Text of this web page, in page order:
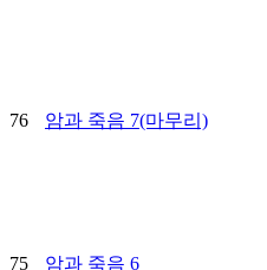
76 암과 죽음 7(마무리)
75 암과 죽음 6